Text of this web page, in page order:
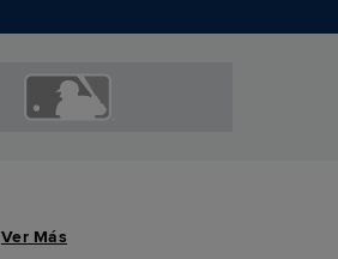
Ver Más